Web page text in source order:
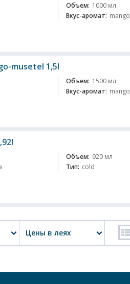
Объем: 1000 мл
Вкус-аромат: mango
musetel 1,5l
Объем: 1500 мл
Вкус-аромат: mango
Объем: 920 мл
Тип: cold
Цены в леях